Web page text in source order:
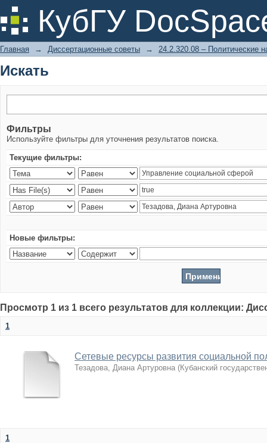
КубГУ
Искать
Главная → Диссертационные советы → 24.2.320.08 – Политические
Искать
Фильтры
Используйте фильтры для уточнения результатов поиска.
Текущие фильтры:
Новые фильтры:
Просмотр 1 из 1 всего результатов для коллекции:
1
Сетевые ресурсы развития социальной
Тезадова, Диана Артуровна (Кубанский
1